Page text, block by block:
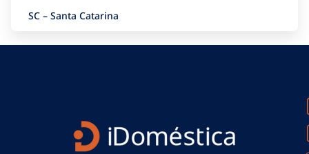
SC – Santa Catarina